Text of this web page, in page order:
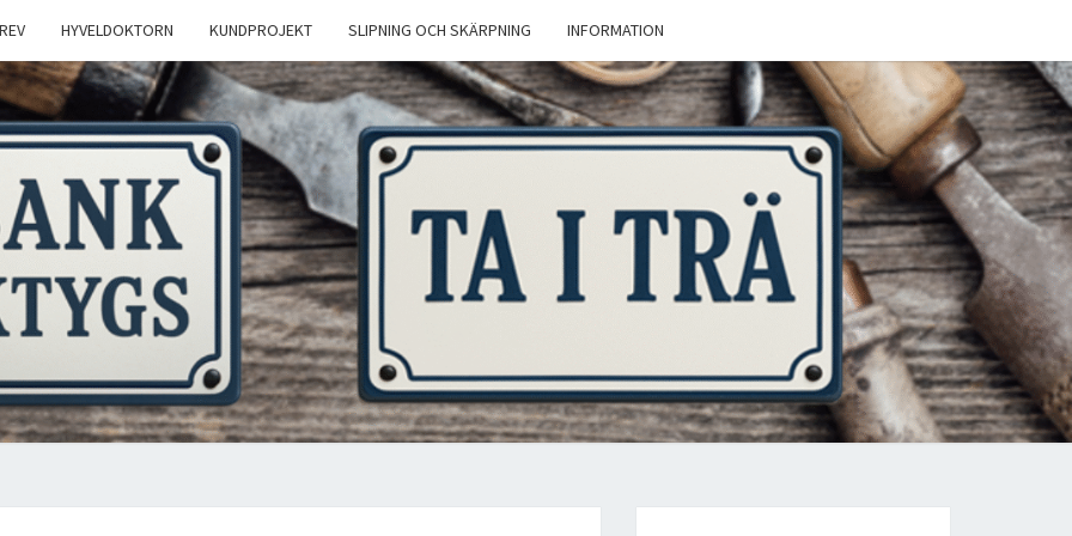
HYVELDOKTORN KUNDPROJEKT SLIPNING OCH SKÄRPNING INFORMATION